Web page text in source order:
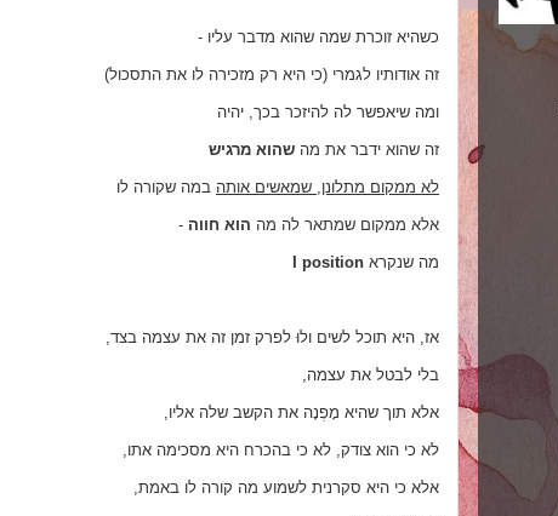
כשהיא זוכרת שמה שהוא מדבר עליו -
זה אודותיו לגמרי (כי היא רק מזכירה לו את התסכול)
ומה שיאפשר לה להיזכר בכך, יהיה
זה שהוא ידבר את מה שהוא מרגיש
לא ממקום מתלונן, שמאשים אותה במה שקורה לו
אלא ממקום שמתאר לה מה הוא חווה -
מה שנקרא I position
אז, היא תוכל לשים ולוּ לפרק זמן זה את עצמה בצד,
בלי לבטל את עצמה,
אלא תוך שהיא מָפְנָה את הקשב שלה אליו,
לא כי הוא צודק, לא כי בהכרח היא מסכימה אתו,
אלא כי היא סקרנית לשמוע מה קורה לו באמת,